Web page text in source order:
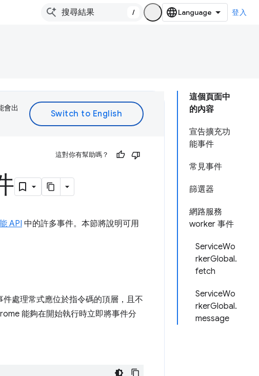
/ 登入
這個頁面中
的內容
宣告擴充功
能事件
常見事件
篩選器
網路服務
worker 事件
ServiceWo
rkerGlobal.
fetch
ServiceWo
rkerGlobal.
message
會出
這對你有幫助嗎？
API 中的許多事件。本節將說明可用
處理常式應位於指令碼的頂層，且不
能夠在開始執行時立即將事件分